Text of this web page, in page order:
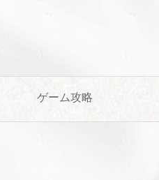
ゲーム攻略